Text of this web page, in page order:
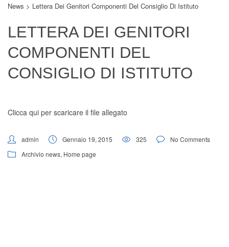
News > Lettera Dei Genitori Componenti Del Consiglio Di Istituto
LETTERA DEI GENITORI
COMPONENTI DEL
CONSIGLIO DI ISTITUTO
Clicca qui per scaricare il file allegato
admin Gennaio 19, 2015 325
No Comments
Archivio news, Home page